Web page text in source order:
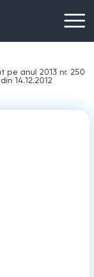
pe anul 2013 nr. 250
14.12.2012